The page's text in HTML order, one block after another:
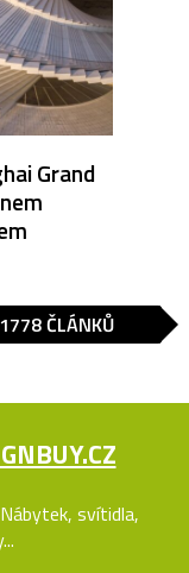
Grand
ČLÁNKŮ
svítidla,